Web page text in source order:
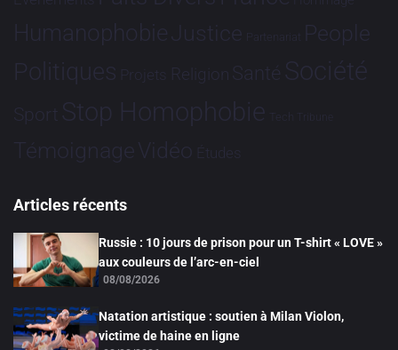
HumanophobieJustice Partenariat People
Politiques Projets Religion Santé Société
Sport Stop Homophobie Tech Tribune
TémoignageVidéo Études
Articles récents
Russie : 10 jours de prison pour un T-shirt « LOVE »
aux couleurs de l’arc-en-ciel
08/08/2026
Natation artistique : soutien à Milan Violon,
victime de haine en ligne